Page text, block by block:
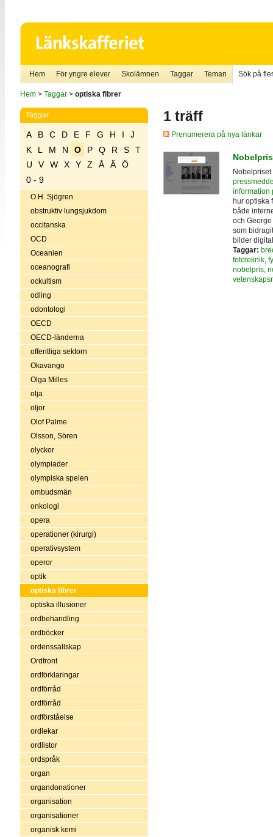
Hem För yngre elever Skolämnen Taggar Teman Sök på
Hem> Taggar> optiska fibrer
Taggar
A B C D E F G H I
J
K
L M N O P Q R S
T
U
V W X Y Z Å Ä
Ö
0 - 9
O.H. Sjögren
obstruktiv lungsjukdom
occitanska
OCD
Oceanien
oceanografi
ockultism
odling
odontologi
OECD
OECD-länderna
offentliga sektorn
Okavango
Olga Milles
olja
oljor
Olof Palme
Olsson, Sören
olyckor
olympiader
olympiska spelen
ombudsmän
onkologi
opera
operationer (kirurgi)
operativsystem
operor
optik
optiska fibrer
optiska illusioner
ordbehandling
ordböcker
ordenssällskap
Ordfront
ordförklaringar
ordförråd
ordförråd
ordförståelse
ordlekar
ordlistor
ordspråk
organ
organdonationer
organisation
organisationer
organisk kemi
1 träff
Prenumerera på nya länkar
information
hur optiska
både
och
som
bilder
Taggar:
fototeknik,
nobelpris,